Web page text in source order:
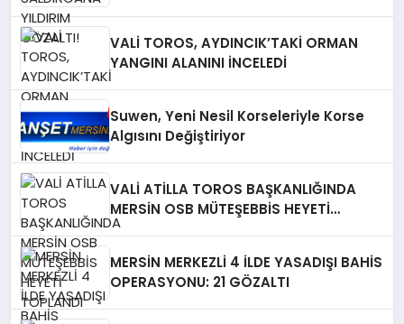
VALİ TOROS, AYDINCIK’TAKİ ORMAN
YANGINI ALANINI İNCELEDİ
Suwen, Yeni Nesil Korseleriyle Korse
Algısını Değiştiriyor
VALİ ATİLLA TOROS BAŞKANLIĞINDA
MERSİN OSB MÜTEŞEBBİS HEYETİ
TOPLANDI
MERSİN MERKEZLİ 4 İLDE YASADIŞI BAHİS
OPERASYONU: 21 GÖZALTI